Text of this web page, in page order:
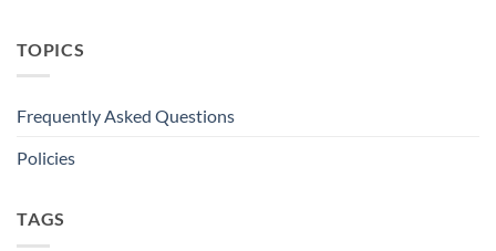
TOPICS
Frequently Asked Questions
Policies
TAGS